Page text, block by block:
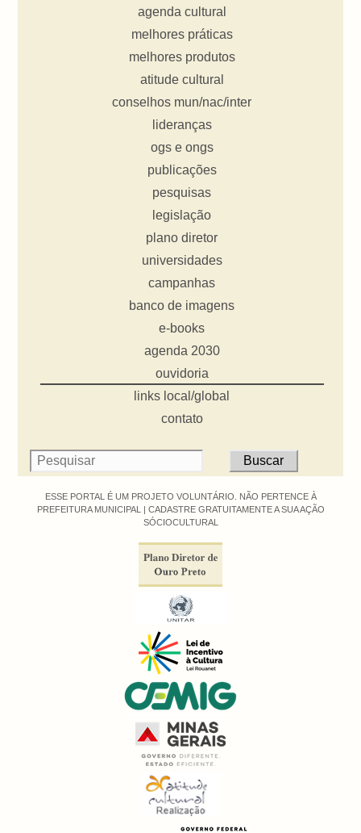
agenda cultural
melhores práticas
melhores produtos
atitude cultural
conselhos mun/nac/inter
lideranças
ogs e ongs
publicações
pesquisas
legislação
plano diretor
universidades
campanhas
banco de imagens
e-books
agenda 2030
ouvidoria
links local/global
contato
ESSE PORTAL É UM PROJETO VOLUNTÁRIO. NÃO PERTENCE À
PREFEITURA MUNICIPAL | CADASTRE GRATUITAMENTE A SUA AÇÃO
SÓCIOCULTURAL